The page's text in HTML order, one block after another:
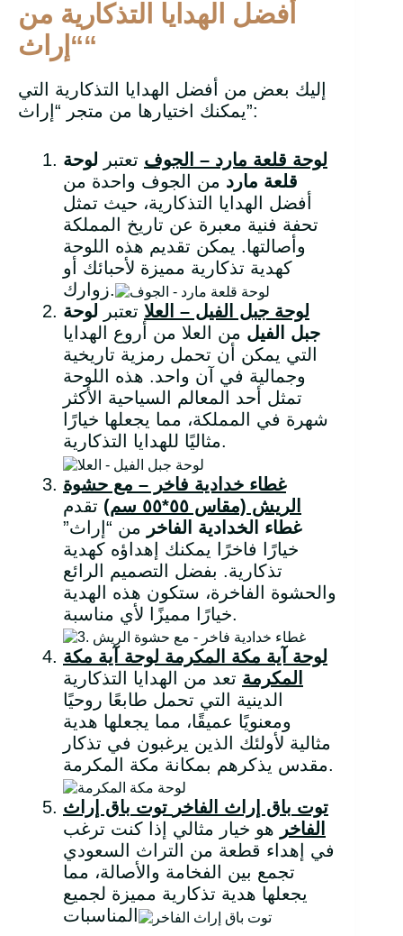
أفضل الهدايا التذكارية من
“إراث“
إليك بعض من أفضل الهدايا التذكارية التي
يمكنك اختيارها من متجر “إراث”:
لوحة قلعة مارد – الجوف تعتبر لوحة
قلعة مارد من الجوف واحدة من
أفضل الهدايا التذكارية، حيث تمثل
تحفة فنية معبرة عن تاريخ المملكة
وأصالتها. يمكن تقديم هذه اللوحة
كهدية تذكارية مميزة لأحبائك أو
زوارك.
لوحة جبل الفيل – العلا تعتبر لوحة
جبل الفيل من العلا من أروع الهدايا
التي يمكن أن تحمل رمزية تاريخية
وجمالية في آن واحد. هذه اللوحة
تمثل أحد المعالم السياحية الأكثر
شهرة في المملكة، مما يجعلها خيارًا
مثاليًا للهدايا التذكارية.
غطاء خدادية فاخر – مع حشوة
الريش (مقاس ٥٥*٥٥ سم)
تقدم
غطاء الخدادية الفاخر
من “إراث”
خيارًا فاخرًا يمكنك إهداؤه كهدية
تذكارية. بفضل التصميم الرائع
والحشوة الفاخرة، ستكون هذه الهدية
خيارًا مميزًا لأي مناسبة.
لوحة آية مكة المكرمة لوحة آية مكة
المكرمة تعد من الهدايا التذكارية
الدينية التي تحمل طابعًا روحيًا
ومعنويًا عميقًا، مما يجعلها هدية
مثالية لأولئك الذين يرغبون في تذكار
مقدس يذكرهم بمكانة مكة المكرمة.
توت باق إراث الفاخر توت باق إراث
الفاخر هو خيار مثالي إذا كنت ترغب
في إهداء قطعة من التراث السعودي
تجمع بين الفخامة والأصالة، مما
يجعلها هدية تذكارية مميزة لجميع
المناسبات